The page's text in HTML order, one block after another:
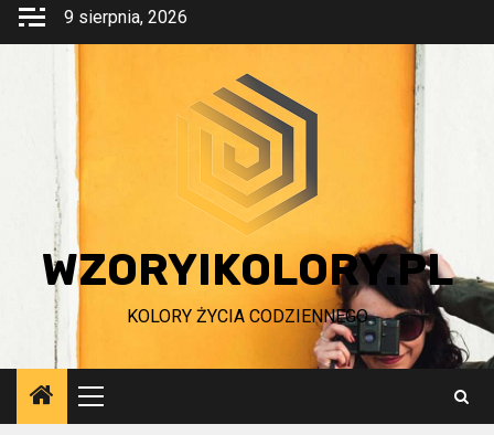
Przejdź
9 sierpnia, 2026
WZORYIKOLORY.PL
KOLORY ŻYCIA CODZIENNEGO
Menu
główne